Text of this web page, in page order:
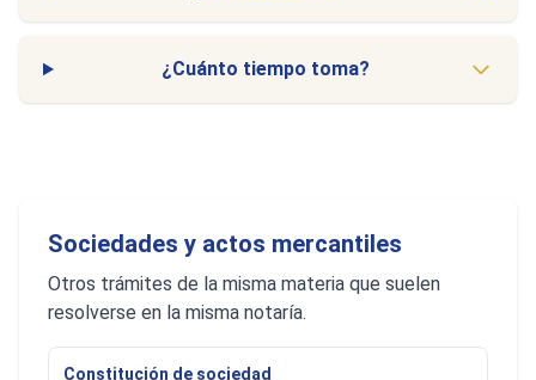
¿Cuánto tiempo toma?
Sociedades y actos mercantiles
Otros trámites de la misma materia que suelen
resolverse en la misma notaría.
Constitución de sociedad